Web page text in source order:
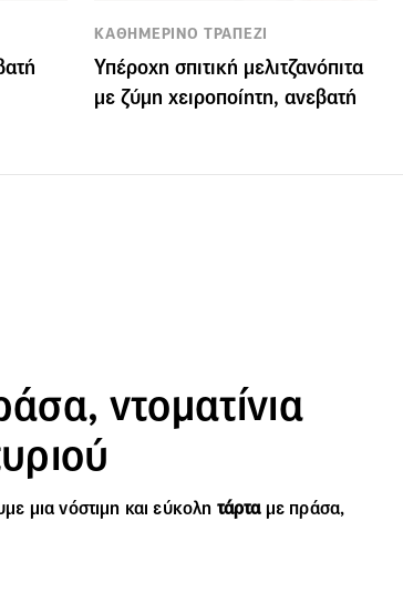
ΚΑΘΗΜΕΡΙΝΟ ΤΡΑΠΕΖΙ
Υπέροχη σπιτική μελιτζανόπιτα
με ζύμη χειροποίητη, ανεβατή
ντοματίνια
μια νόστιμη και εύκολη τάρταμε πράσα,